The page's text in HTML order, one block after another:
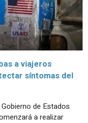
a viajeros
síntomas del
Gobierno de Estados
a realizar